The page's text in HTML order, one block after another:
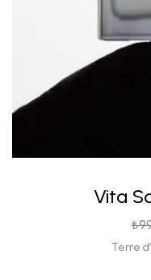
Vita
₺
Terre